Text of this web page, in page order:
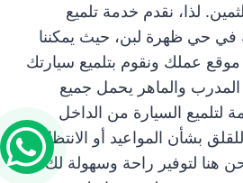
لذا، نقدم خدمة تلميع
في حي ظهرة لبن، حيث يمكننا
عملك ونقوم بتلميع سيارتك
المدرب والماهر يحمل جميع
لتلميع السيارة من الداخل
بشأن المواعيد أو الانتظار
هنا لتوفير راحة وسهولة لك.